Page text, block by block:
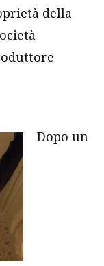
della
Dopo un